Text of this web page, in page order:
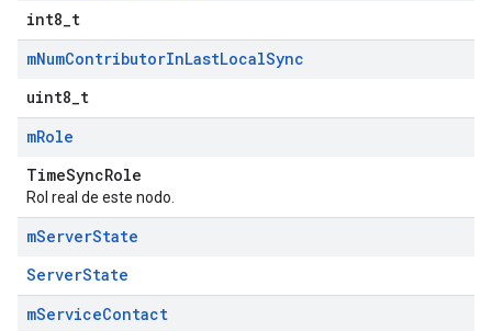
int8_t
mNumContributorInLastLocalSync
uint8_t
mRole
TimeSyncRole
Rol real de este nodo.
mServerState
ServerState
mServiceContact